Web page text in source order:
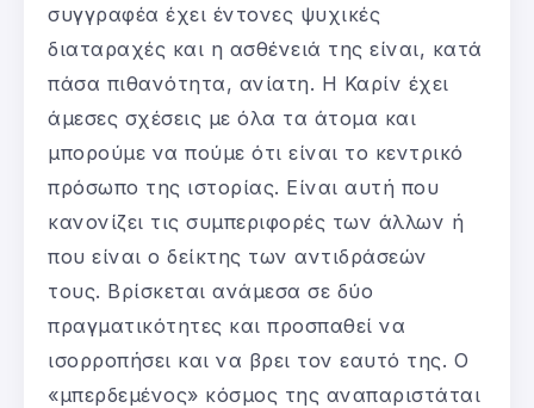
συγγραφέα έχει έντονες ψυχικές
διαταραχές και η ασθένειά της είναι, κατά
πάσα πιθανότητα, ανίατη. Η Καρίν έχει
άμεσες σχέσεις με όλα τα άτομα και
μπορούμε να πούμε ότι είναι το κεντρικό
πρόσωπο της ιστορίας. Είναι αυτή που
κανονίζει τις συμπεριφορές των άλλων ή
που είναι ο δείκτης των αντιδράσεών
τους. Βρίσκεται ανάμεσα σε δύο
πραγματικότητες και προσπαθεί να
ισορροπήσει και να βρει τον εαυτό της. Ο
«μπερδεμένος» κόσμος της αναπαριστάται